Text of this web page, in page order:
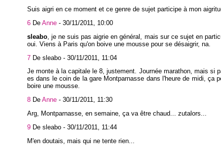
Suis aigri en ce moment et ce genre de sujet participe à mon
6 De Anne - 30/11/2011, 10:00
sleabo , je ne suis pas aigrie en général, mais sur ce sujet en
oui. Viens à Paris qu'on boive une mousse pour se désaigrir, na.
7 De sleabo - 30/11/2011, 11:04
Je monte à la capitale le 8, justement. Journée marathon, mais si
es dans le coin de la gare Montparnasse dans l'heure de midi, ça
boire une mousse.
8 De Anne - 30/11/2011, 11:30
Arg, Montparnasse, en semaine, ça va être chaud... zutalors...
9 De sleabo - 30/11/2011, 11:44
M'en doutais, mais qui ne tente rien...